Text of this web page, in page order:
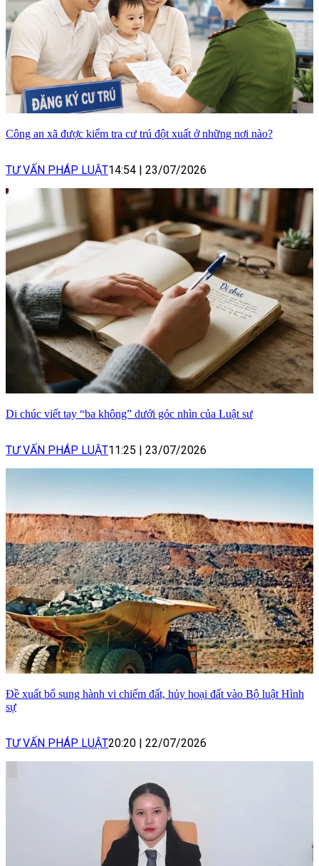
Công an xã được kiểm tra cư trú đột xuất ở những nơi nào?
TƯ VẤN PHÁP LUẬT14:54 23/07/2026
Di chúc viết tay “ba không” dưới góc nhìn của Luật sư
TƯ VẤN PHÁP LUẬT11:25 23/07/2026
Đề xuất bổ sung hành vi chiếm đất, hủy hoại đất vào Bộ luật Hình
sự
TƯ VẤN PHÁP LUẬT20:20 22/07/2026